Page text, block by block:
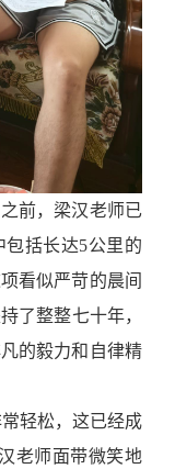
之前，梁汉老师已
括长达5公里的
看似严苛的晨间
了整整七十年，
的毅力和自律精
轻松，这已经成
老师面带微笑地